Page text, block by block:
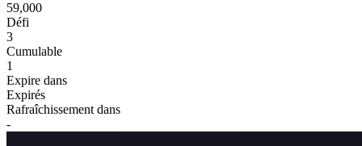
59,000
Défi
3
Cumulable
1
Expire dans
Expirés
Rafraîchissement dans
-